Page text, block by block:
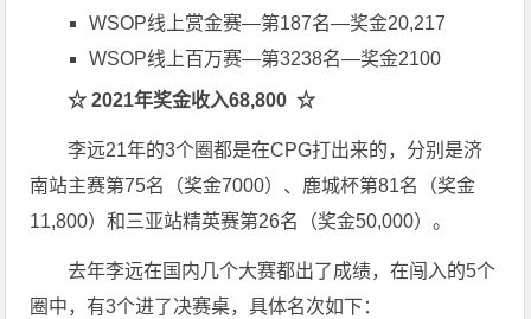
WSOP线上赏金赛—第187名—奖金20,217
WSOP线上百万赛—第3238名—奖金2100
☆ 2021年奖金收入68,800☆
李远21年的3个圈都是在CPG打出来的，分别是济
南站主赛第75名（奖金7000）、鹿城杯第81名（奖金
11,800）和三亚站精英赛第26名（奖金50,000）。
去年李远在国内几个大赛都出了成绩，在闯入的5个
圈中，有3个进了决赛桌，具体名次如下：